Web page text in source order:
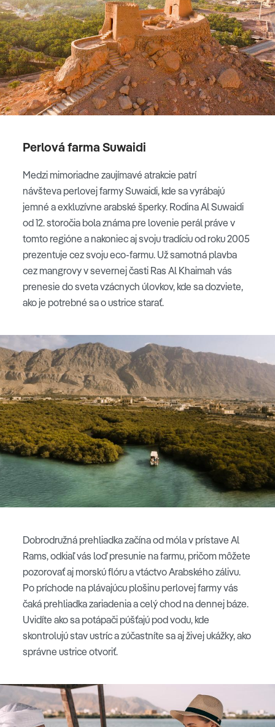
Perlová farma Suwaidi
Medzi mimoriadne zaujímavé atrakcie patrí
návšteva perlovej farmy Suwaidi, kde sa vyrábajú
jemné a exkluzívne arabské šperky. Rodina Al Suwaidi
od 12. storočia bola známa pre lovenie perál práve v
tomto regióne a nakoniec aj svoju tradíciu od roku 2005
prezentuje cez svoju eco-farmu. Už samotná plavba
cez mangrovy v severnej časti Ras Al Khaimah vás
prenesie do sveta vzácnych úlovkov, kde sa dozviete,
ako je potrebné sa o ustrice starať.
Dobrodružná prehliadka začína od móla v prístave Al
Rams, odkiaľ vás loď presunie na farmu, pričom môžete
pozorovať aj morskú flóru a vtáctvo Arabského zálivu.
Po príchode na plávajúcu plošinu perlovej farmy vás
čaká prehliadka zariadenia a celý chod na dennej báze.
Uvidíte ako sa potápači púšťajú pod vodu, kde
skontrolujú stav ustríc a zúčastníte sa aj živej ukážky, ako
správne ustrice otvoriť.